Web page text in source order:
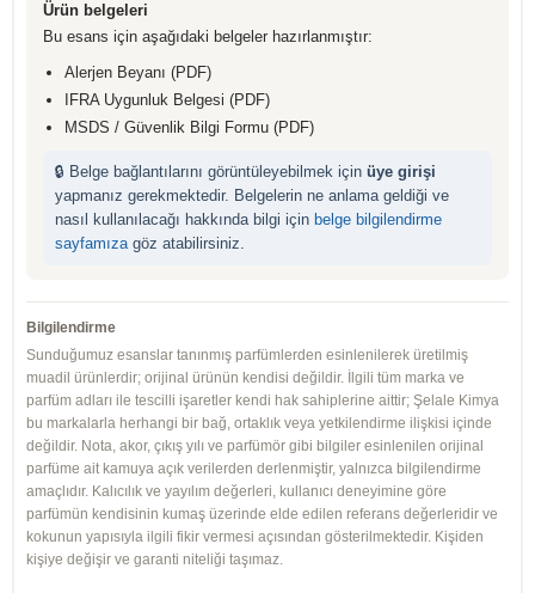
Ürün belgeleri
Bu esans için aşağıdaki belgeler hazırlanmıştır:
Alerjen Beyanı (PDF)
IFRA Uygunluk Belgesi (PDF)
MSDS / Güvenlik Bilgi Formu (PDF)
🔒 Belge bağlantılarını görüntüleyebilmek için üye girişi
yapmanız gerekmektedir. Belgelerin ne anlama geldiği ve
nasıl kullanılacağı hakkında bilgi için belge bilgilendirme
sayfamızagöz atabilirsiniz.
Bilgilendirme
Sunduğumuz esanslar tanınmış parfümlerden esinlenilerek üretilmiş
muadil ürünlerdir; orijinal ürünün kendisi değildir. İlgili tüm marka ve
parfüm adları ile tescilli işaretler kendi hak sahiplerine aittir; Şelale Kimya
bu markalarla herhangi bir bağ, ortaklık veya yetkilendirme ilişkisi içinde
değildir. Nota, akor, çıkış yılı ve parfümör gibi bilgiler esinlenilen orijinal
parfüme ait kamuya açık verilerden derlenmiştir, yalnızca bilgilendirme
amaçlıdır. Kalıcılık ve yayılım değerleri, kullanıcı deneyimine göre
parfümün kendisinin kumaş üzerinde elde edilen referans değerleridir ve
kokunun yapısıyla ilgili fikir vermesi açısından gösterilmektedir. Kişiden
kişiye değişir ve garanti niteliği taşımaz.